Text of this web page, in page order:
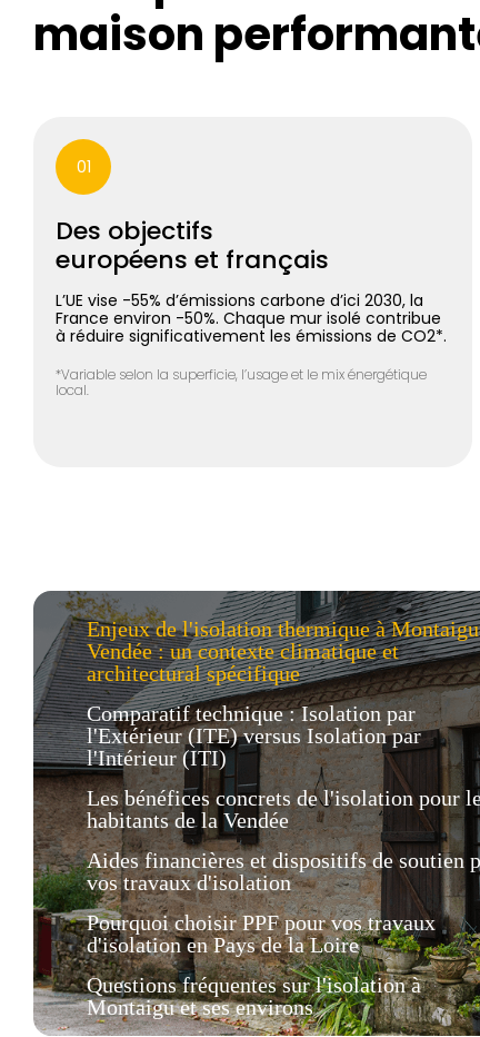
maison
01
Des objectifs
européens et français
L’UE vise -55% d’émissions carbone d’ici 2030, la
France environ -50%. Chaque mur isolé contribue
à réduire significativement les émissions de CO2*.
*Variable selon la superficie, l’usage et le mix énergétique
local.
Enjeux de l'isolation thermique à
Vendée : un contexte climatique et
architectural spécifique
Comparatif technique : Isolation par
l'Extérieur (ITE) versus Isolation par
l'Intérieur (ITI)
Les bénéfices concrets de l'isolation pour
habitants de la Vendée
Aides financières et dispositifs de soutien
vos travaux d'isolation
Pourquoi choisir PPF pour vos travaux
d'isolation en Pays de la Loire
Questions fréquentes sur l'isolation à
Montaigu et ses environs